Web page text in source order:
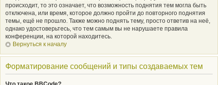
происходит, то это означает, что возможность поднятия тем могла быть
отключена, или время, которое должно пройти до повторного поднятия
темы, ещё не прошло. Также можно поднять тему, просто ответив на неё,
однако удостоверьтесь, что тем самым вы не нарушаете правила
конференции, на которой находитесь.
Вернуться к началу
Форматирование сообщений и типы создаваемых тем